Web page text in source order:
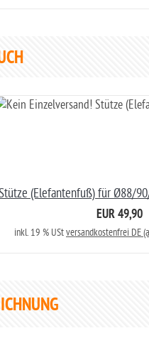
(Elefantenfuß) für Ø88/
EUR 49,90
inkl. 19 % UStversandkostenfrei DE